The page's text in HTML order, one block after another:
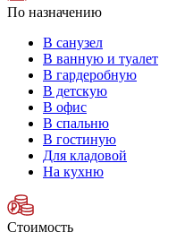
По назначению
В санузел
В ванную и туалет
В гардеробную
В детскую
В офис
В спальню
В гостиную
Для кладовой
На кухню
Стоимость